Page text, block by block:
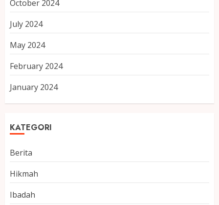
October 2024
July 2024
May 2024
February 2024
January 2024
KATEGORI
Berita
Hikmah
Ibadah